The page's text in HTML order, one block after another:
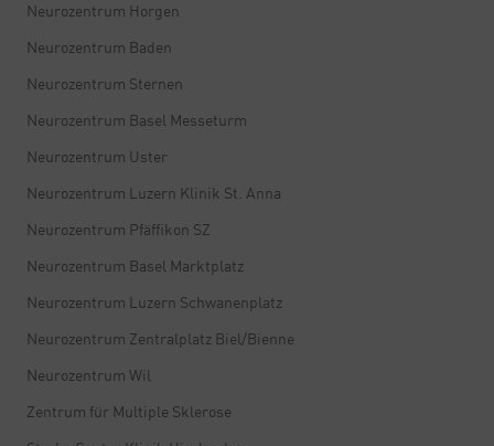
Neurozentrum Horgen
Neurozentrum Baden
Neurozentrum Sternen
Neurozentrum Basel Messeturm
Neurozentrum Uster
Neurozentrum Luzern Klinik St. Anna
Neurozentrum Pfäffikon SZ
Neurozentrum Basel Marktplatz
Neurozentrum Luzern Schwanenplatz
Neurozentrum Zentralplatz Biel/Bienne
Neurozentrum Wil
Zentrum für Multiple Sklerose